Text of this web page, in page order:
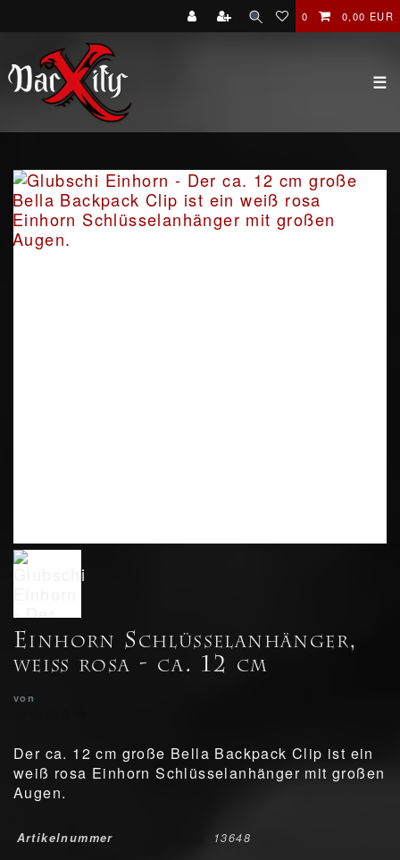
0 0,00 EUR
☰
Einhorn Schlüsselanhänger,
weiß rosa - ca. 12 cm
von
Der ca. 12 cm große Bella Backpack Clip ist ein
weiß rosa Einhorn Schlüsselanhänger mit großen
Augen.
Artikelnummer 13648